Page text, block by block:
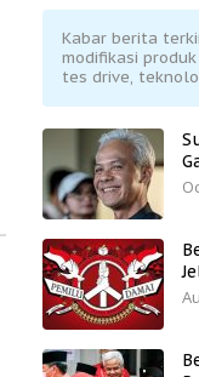
Kabar berita
modifikasi
tes drive,